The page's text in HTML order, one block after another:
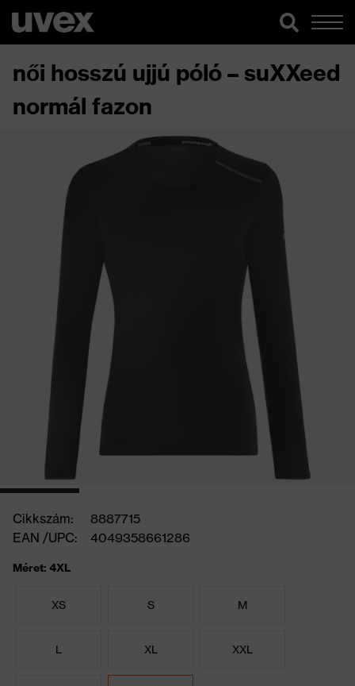
női hosszú ujjú póló – suXXeed
normál fazon
Cikkszám:
8887715
EAN /UPC:
4049358661286
Méret: 4XL
XS S M
L XL XXL